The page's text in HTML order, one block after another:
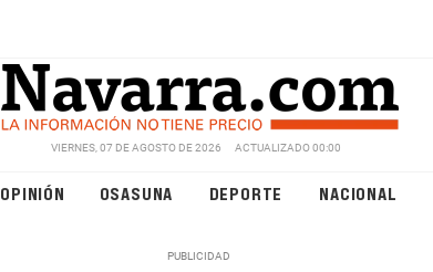
VIERNES, 07 DE AGOSTO DE 2026 ACTUALIZADO 00:00
OPINIÓN OSASUNA DEPORTE NACIONAL